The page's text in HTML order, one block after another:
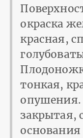
окраска
красная,
тонкая,
опушения.
закрытая,